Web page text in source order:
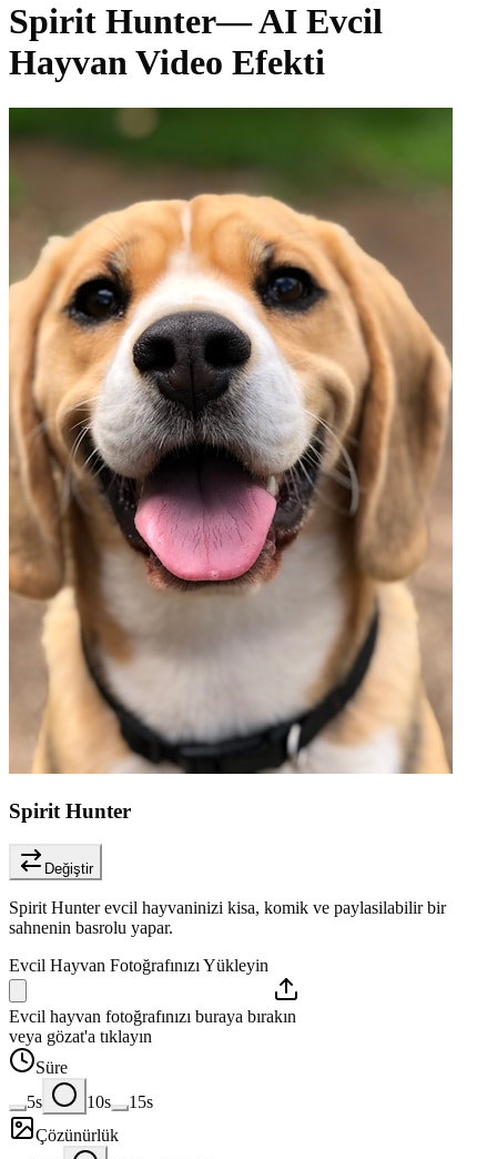
Spirit Hunter— AI Evcil
Hayvan Video Efekti
Spirit Hunter
Değiştir
Spirit Hunter evcil hayvaninizi kisa, komik ve paylasilabilir bir
sahnenin basrolu yapar.
Evcil Hayvan Fotoğrafınızı Yükleyin
Evcil hayvan fotoğrafınızı buraya bırakın
veya gözat'a tıklayın
Süre
5s
10s
15s
Çözünürlük